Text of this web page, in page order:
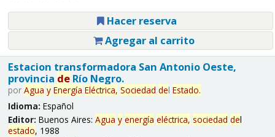
Hacer reserva
Agregar al carrito
Estacion transformadora San Antonio Oeste,
provincia deRío Negro.
por Agua y Energía Eléctrica, Sociedad del Estado.
Idioma: Español
Editor: Buenos Aires: Agua y energía eléctrica, sociedad del
estado, 1988